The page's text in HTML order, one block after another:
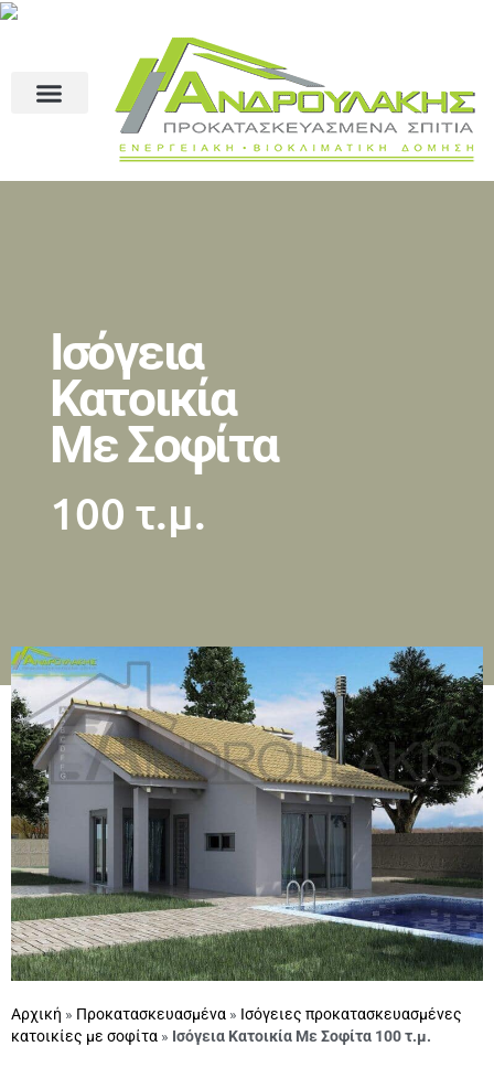
Ισόγεια
Κατοικία
Με Σοφίτα
100 τ.μ.
Αρχική » Προκατασκευασμένα » Ισόγειες προκατασκευασμένες
κατοικίες με σοφίτα » Ισόγεια Κατοικία Με Σοφίτα 100 τ.μ.